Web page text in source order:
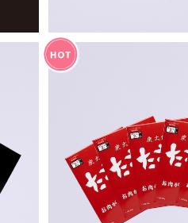
【お得・送料無料